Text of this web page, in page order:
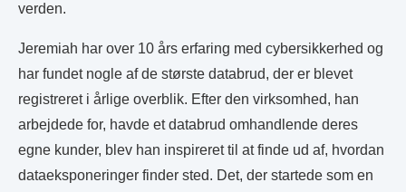
verden.
Jeremiah har over 10 års erfaring med cybersikkerhed og
har fundet nogle af de største databrud, der er blevet
registreret i årlige overblik. Efter den virksomhed, han
arbejdede for, havde et databrud omhandlende deres
egne kunder, blev han inspireret til at finde ud af, hvordan
dataeksponeringer finder sted. Det, der startede som en